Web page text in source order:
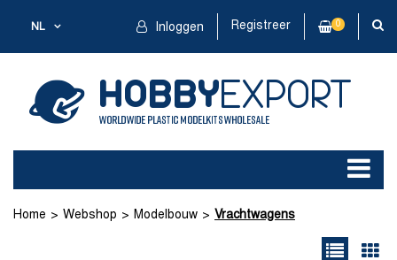
NL Inloggen Registreer 0
Home Webshop Modelbouw Vrachtwagens